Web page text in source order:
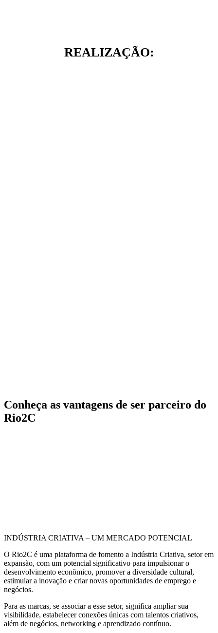
REALIZAÇÃO:
Conheça as vantagens de ser parceiro do
Rio2C
INDÚSTRIA CRIATIVA – UM MERCADO POTENCIAL
O Rio2C é uma plataforma de fomento a Indústria Criativa, setor em
expansão, com um potencial significativo para impulsionar o
desenvolvimento econômico, promover a diversidade cultural,
estimular a inovação e criar novas oportunidades de emprego e
negócios.
Para as marcas, se associar a esse setor, significa ampliar sua
visibilidade, estabelecer conexões únicas com talentos criativos,
além de negócios, networking e aprendizado contínuo.